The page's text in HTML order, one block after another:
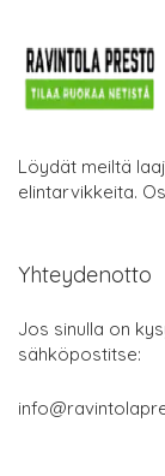
Löydät meiltä
elintarvikkeita.
Yhteydenotto
Jos sinulla on
sähköpostitse: